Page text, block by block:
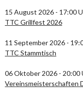
15 August 2026 - 17:00
TTC Grillfest 2026
11 September 2026 -
TTC Stammtisch
06 Oktober 2026 - 20:00
Vereinsmeisterschaften